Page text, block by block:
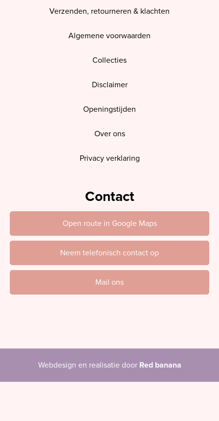
Verzenden, retourneren & klachten
Algemene voorwaarden
Collecties
Disclaimer
Openingstijden
Over ons
Privacy verklaring
Contact
Open route in Google Maps
Neem telefonisch contact op
Mail ons
Webdesign en realisatie door Red banana